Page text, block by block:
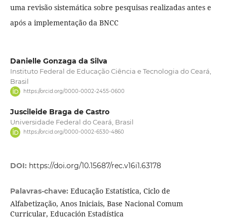
uma revisão sistemática sobre pesquisas realizadas antes e
após a implementação da BNCC
Danielle Gonzaga da Silva
Instituto Federal de Educação Ciência e Tecnologia do Ceará,
Brasil
https://orcid.org/0000-0002-2455-0600
Juscileide Braga de Castro
Universidade Federal do Ceará, Brasil
https://orcid.org/0000-0002-6530-4860
DOI: https://doi.org/10.15687/rec.v16i1.63178
Palavras-chave: Educação Estatística, Ciclo de
Alfabetização, Anos Iniciais, Base Nacional Comum
Curricular, Educación Estadística